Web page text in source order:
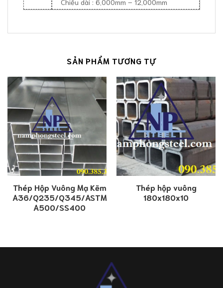
SẢN PHẨM TƯƠNG TỰ
Thép Hộp Vuông Mạ Kẽm
A36/Q235/Q345/ASTM
A500/SS400
Thép hộp vuông
180x180x10